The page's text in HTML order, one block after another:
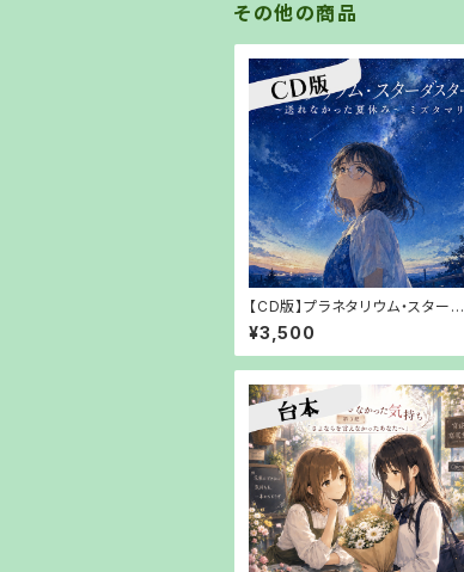
その他の商品
【CD版】プラネタリウム・スターダ
スター～送れなかった夏休み～ミ
ズタマリリ【【郵送でお渡し】
¥3,500